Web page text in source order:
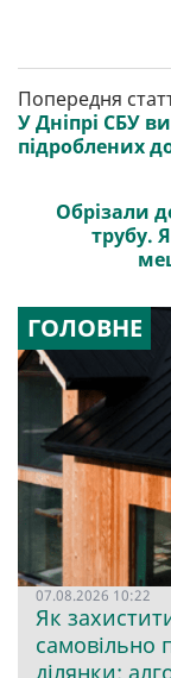
Попередня
У Дніпрі СБУ
підроблених
Обрізали
трубу.
ГОЛОВНЕ
07.08.2026 10:22
Як
самовільно